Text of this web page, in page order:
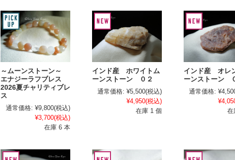
～ムーンストーン～
エナジーラフブレス
2026夏チャリティブレ
ス
通常価格: ¥9,800(税込)
¥3,700(税込)
在庫 6 本
インド産 ホワイトム
ーンストーン ０２
通常価格: ¥5,500(税込)
¥4,950(税込)
在庫 1 個
インド産 オレ
ーンストーン
通常価格:
在